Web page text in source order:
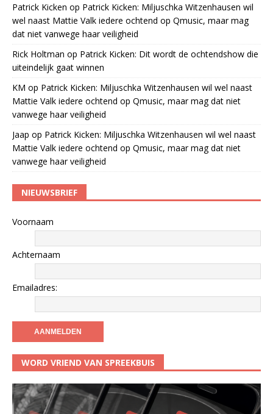
Patrick Kicken op Patrick Kicken: Miljuschka Witzenhausen wil
wel naast Mattie Valk iedere ochtend op Qmusic, maar mag
dat niet vanwege haar veiligheid
Rick Holtman op Patrick Kicken: Dit wordt de ochtendshow die
uiteindelijk gaat winnen
KM op Patrick Kicken: Miljuschka Witzenhausen wil wel naast
Mattie Valk iedere ochtend op Qmusic, maar mag dat niet
vanwege haar veiligheid
Jaap op Patrick Kicken: Miljuschka Witzenhausen wil wel naast
Mattie Valk iedere ochtend op Qmusic, maar mag dat niet
vanwege haar veiligheid
NIEUWSBRIEF
Voornaam
Achternaam
Emailadres:
WORD VRIEND VAN SPREEKBUIS